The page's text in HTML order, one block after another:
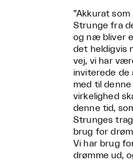
”Akkurat som
Strunge fra
og næ bliver
det heldigvis
vej, vi har
inviterede
med til
virkelighed
denne tid,
Strunges
brug for
Vi har brug
drømme ud,